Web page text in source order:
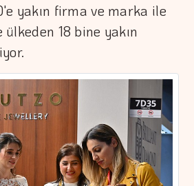
yakın firma ve marka ile
18 bine yakın